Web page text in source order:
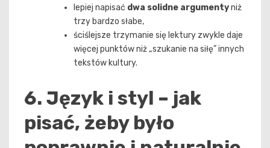
lepiej napisać dwa solidne argumentyniż
trzy bardzo słabe,
ściślejsze trzymanie się lektury zwykle daje
więcej punktów niż „szukanie na siłę” innych
tekstów kultury.
6. Język i styl – jak
pisać, żeby było